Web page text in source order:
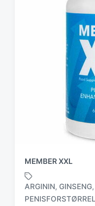
MEMBER XXL
ARGININ, GINSENG,